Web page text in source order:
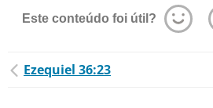
Este conteúdo foi útil?
Ezequiel 36:23